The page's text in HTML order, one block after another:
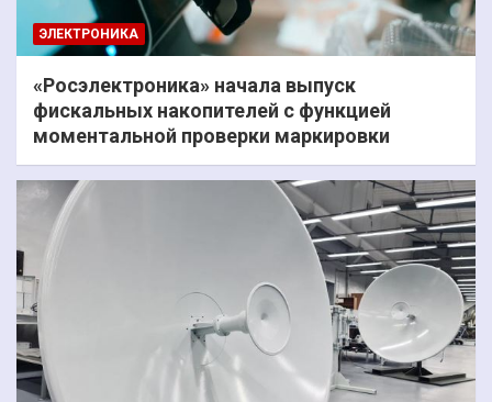
ЭЛЕКТРОНИКА
«Росэлектроника» начала выпуск
фискальных накопителей с функцией
моментальной проверки маркировки